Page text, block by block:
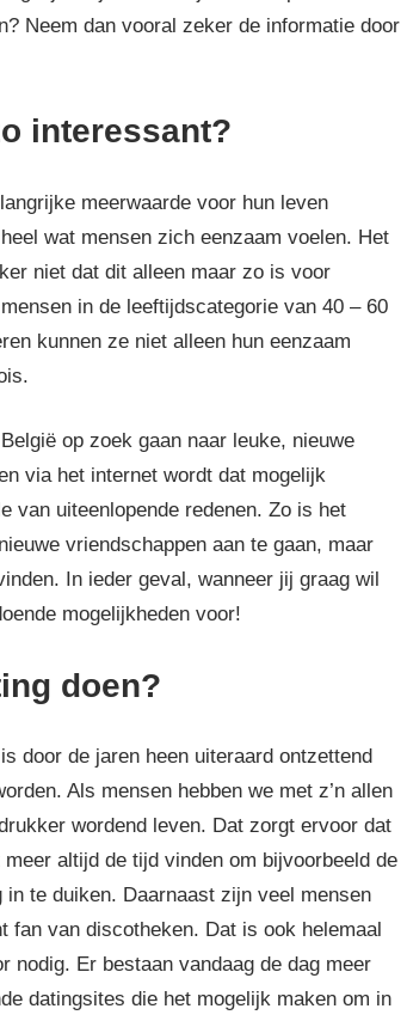
Neem dan vooral zeker de informatie door
interessant?
meerwaarde voor hun leven
wat mensen zich eenzaam voelen. Het
niet dat dit alleen maar zo is voor
in de leeftijdscategorie van 40 – 60
kunnen ze niet alleen hun eenzaam
op zoek gaan naar leuke, nieuwe
via het internet wordt dat mogelijk
van uiteenlopende redenen. Zo is het
vriendschappen aan te gaan, maar
In ieder geval, wanneer jij graag wil
mogelijkheden voor!
doen?
is door de jaren heen uiteraard ontzettend
Als mensen hebben we met z’n allen
wordend leven. Dat zorgt ervoor dat
meer altijd de tijd vinden om bijvoorbeeld de
in te duiken. Daarnaast zijn veel mensen
fan van discotheken. Dat is ook helemaal
nodig. Er bestaan vandaag de dag meer
datingsites die het mogelijk maken om in